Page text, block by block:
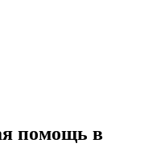
помощь в